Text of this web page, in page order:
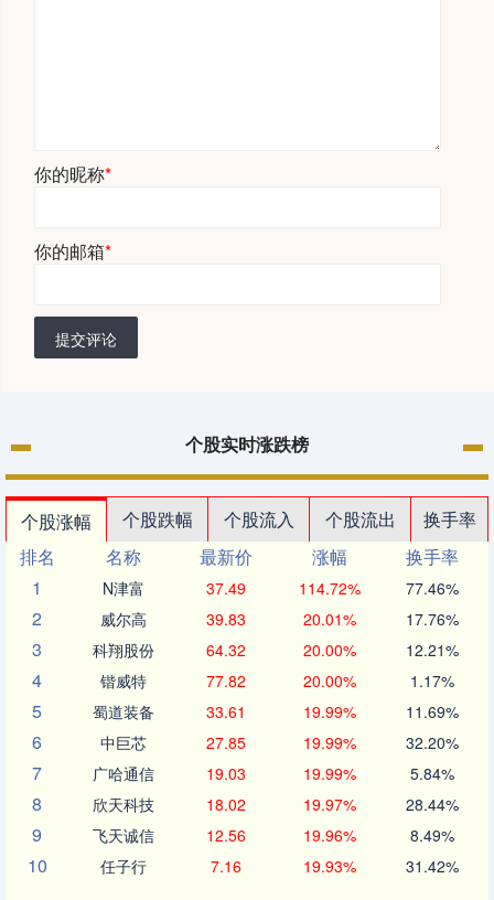
你的昵称*
你的邮箱*
提交评论
个股实时涨跌榜
个股涨幅 个股跌幅 个股流入 个股流出
换手率
排名
名称 最新价 涨幅
换手率
1
N津富 37.49 114.72% 77.46%
2 威尔高 39.83 20.01% 17.76%
3 科翔股份 64.32 20.00% 12.21%
4 锴威特 77.82 20.00% 1.17%
5 蜀道装备 33.61 19.99% 11.69%
6 中巨芯 27.85 19.99% 32.20%
7 广哈通信 19.03 19.99% 5.84%
8 欣天科技 18.02 19.97% 28.44%
9 飞天诚信 12.56 19.96% 8.49%
10 任子行 7.16 19.93% 31.42%